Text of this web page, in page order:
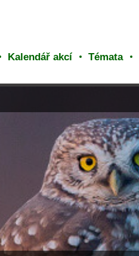
Kalendář akcí Témata